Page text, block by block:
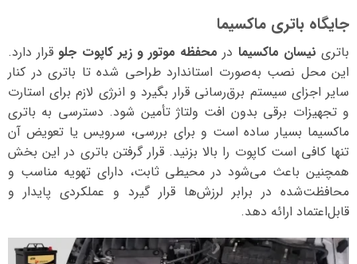
جایگاه باتری ماکسیما
باتری نیسان ماکسیما در محفظه موتور و زیر کاپوت جلو قرار دارد.
این محل نصب به‌صورت استاندارد طراحی شده تا باتری در کنار
سایر اجزای سیستم برق‌رسانی قرار بگیرد و انرژی لازم برای استارت
و تجهیزات برقی بدون افت ولتاژ تأمین شود. دسترسی به باتری
ماکسیما بسیار ساده است و برای بررسی، سرویس یا تعویض آن
تنها کافی است کاپوت را بالا بزنید. قرار گرفتن باتری در این بخش
همچنین باعث می‌شود در محیطی ثابت، دارای تهویه مناسب و
محافظت‌شده در برابر لرزش‌ها قرار گیرد و عملکردی پایدار و
قابل‌اعتماد ارائه دهد.